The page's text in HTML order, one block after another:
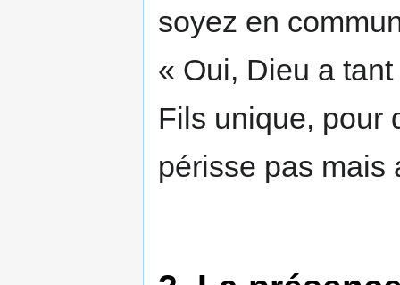
soyez en
« Oui, Dieu a
Fils unique, pour
périsse pas mais